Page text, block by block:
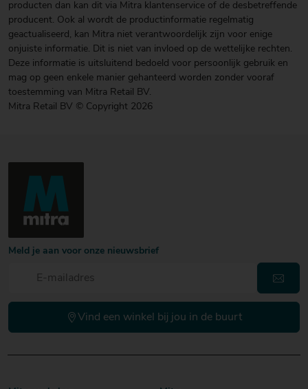
producten dan kan dit via Mitra klantenservice of de desbetreffende
producent. Ook al wordt de productinformatie regelmatig
geactualiseerd, kan Mitra niet verantwoordelijk zijn voor enige
onjuiste informatie. Dit is niet van invloed op de wettelijke rechten.
Deze informatie is uitsluitend bedoeld voor persoonlijk gebruik en
mag op geen enkele manier gehanteerd worden zonder vooraf
toestemming van Mitra Retail BV.
Mitra Retail BV © Copyright 2026
Meld je aan voor onze nieuwsbrief
Vind een winkel bij jou in de buurt